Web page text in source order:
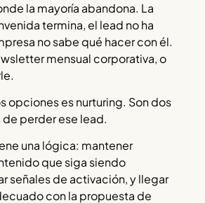
la mayoría abandona. La
termina, el lead no ha
no sabe qué hacer con él.
mensual corporativa, o
opciones es nurturing. Son dos
perder ese lead.
una lógica: mantener
que siga siendo
señales de activación, y llegar
con la propuesta de